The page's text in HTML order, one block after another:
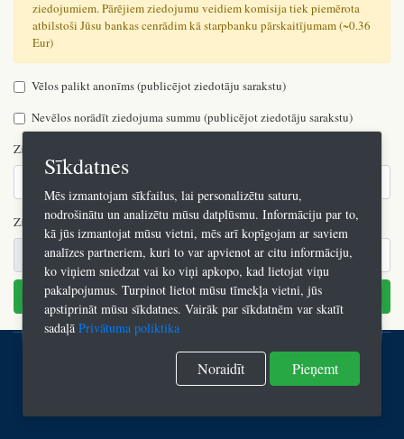
ziedojumiem. Pārējiem ziedojumu veidiem komisija tiek piemērota
atbilstoši Jūsu bankas cenrādim kā starpbanku pārskaitījumam (~0.36
Eur)
Vēlos palikt anonīms (publicējot ziedotāju sarakstu)
Nevēlos norādīt ziedojuma summu (publicējot ziedotāju sarakstu)
Ziedotāja vārds, uzvārds
Ziedojamā summa
Ziedot
© 2026 Rīgas Valsts vācu ģimnāzijas atbalsta fonds, visas tiesības
Sīkdatnes
Mēs izmantojam sīkfailus, lai personalizētu saturu,
nodrošinātu un analizētu mūsu datplūsmu. Informāciju par to,
kā jūs izmantojat mūsu vietni, mēs arī kopīgojam ar saviem
analīzes partneriem, kuri to var apvienot ar citu informāciju,
ko viņiem sniedzat vai ko viņi apkopo, kad lietojat viņu
pakalpojumus. Turpinot lietot mūsu tīmekļa vietni, jūs
apstiprināt mūsu sīkdatnes. Vairāk par sīkdatnēm var skatīt
sadaļā Privātuma poliktika
Noraidīt Pieņemt